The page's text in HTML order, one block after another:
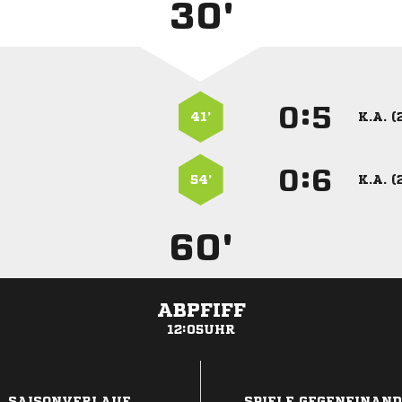
30'
41’ : K.A.
54’ : K.A.
60'
ABPFIFF
12:05UHR